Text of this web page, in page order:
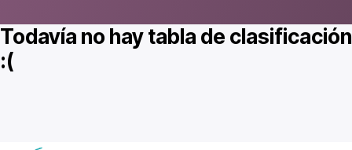
Todavía no hay tabla de clasificación
:(